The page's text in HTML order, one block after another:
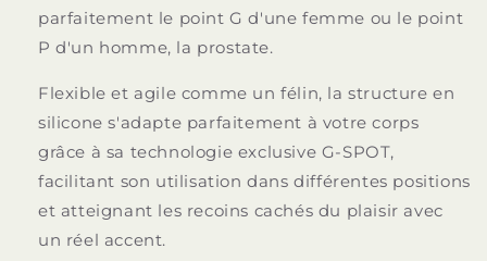
parfaitement le point G d'une femme ou le point
P d'un homme, la prostate.
Flexible et agile comme un félin, la structure en
silicone s'adapte parfaitement à votre corps
grâce à sa technologie exclusive G-SPOT,
facilitant son utilisation dans différentes positions
et atteignant les recoins cachés du plaisir avec
un réel accent.